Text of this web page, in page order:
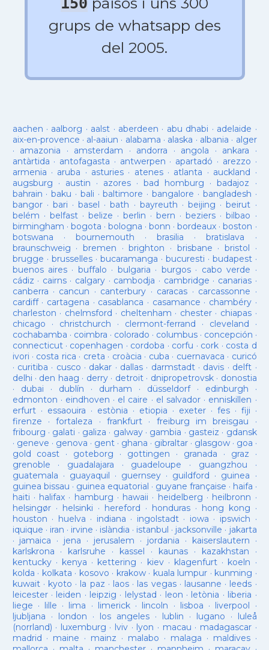
grups de whatsapp des
del 2005.
aachen · aalborg · aalst · aberdeen · abu dhabi · adelaide ·
aix-en-provence · al-aaiun · alabama · alaska · albania · alger
· amazonia · amsterdam · andorra · angola · ankara ·
antàrtida · antofagasta · antwerpen · apartadó · arezzo ·
armenia · aruba · asturies· atenes· atlanta · auckland ·
augsburg · austin · azores·bad homburg ·badajoz ·
bahrain ·baku · bali ·baltimore ·bangalore · bangladesh ·
bangor· bari ·basel ·bath · bayreuth ·beijing ·beirut ·
belém · belfast· belize · berlin ·bern ·beziers ·bilbao ·
birmingham · bogota · bologna ·bonn ·bordeaux ·boston ·
botswana · bournemouth ·brasilia ·bratislava ·
braunschweig · bremen ·brighton · brisbane · bristol ·
brugge · brusselles· bucaramanga · bucuresti · budapest·
buenos aires· buffalo · bulgaria · burgos· cabo verde ·
cádiz · cairns· calgary · cambodja · cambridge · canarias·
canberra · cancun · canterbury · caracas · carcassonne ·
cardiff· cartagena · casablanca · casamance · chambéry·
charleston · chelmsford · cheltenham · chester· chiapas ·
chicago · christchurch · clermont-ferrand · cleveland ·
cochabamba · coimbra · colorado · columbus· concepción ·
connecticut· copenhagen · cordoba · corfu · cork · costa d
ivori · costa rica · creta · croàcia · cuba · cuernavaca · curicó
· curitiba · cusco · dakar · dallas · darmstadt· davis · delft ·
delhi · den haag · derry· detroit· dnipropetrovsk· donostia
· dubai · dublín · durham · düsseldorf· edinburgh ·
edmonton · eindhoven · el caire · el salvador · enniskillen ·
erfurt· essaouira · estònia · etiopia · exeter· fes· fiji ·
firenze ·fortaleza · frankfurt· freiburg im breisgau ·
fribourg · galati · galiza · galway· gambia · gasteiz · gdansk
· geneve · genova · gent· ghana · gibraltar· glasgow· goa ·
gold coast · goteborg · gottingen · granada · graz ·
grenoble · guadalajara · guadeloupe · guangzhou ·
guatemala · guayaquil · guernsey· guildford · guinea ·
guinea bissau · guinea equatorial · guyane française · haifa ·
haiti · halifax · hamburg · hawaii · heidelberg · heilbronn ·
helsingør· helsinki · hereford · honduras· hong kong ·
houston · huelva · indiana · ingolstadt· iowa · ipswich ·
iquique · iran · irvine · islàndia · istanbul · jacksonville · jakarta
· jamaica · jena · jerusalem · jordania · kaiserslautern ·
karlskrona · karlsruhe · kassel · kaunas· kazakhstan ·
kentucky· kenya · kettering · kiev· klagenfurt · koeln ·
kolda · kolkata · kosovo · krakow· kuala lumpur · kunming ·
kuwait· kyoto · la paz · laos· las vegas· lausanne · leeds ·
leicester· leiden · leipzig · lelystad · leon · letònia · liberia ·
liege · lille · lima · limerick· lincoln · lisboa · liverpool ·
ljubljana · london · los angeles· lublin · lugano · luleå
(norrland) · luxemburg · lviv · lyon · macau · madagascar·
madrid · maine · mainz · malabo · malaga · maldives·